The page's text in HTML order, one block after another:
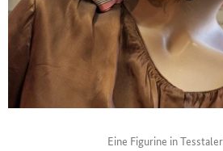
Eine Figurine in